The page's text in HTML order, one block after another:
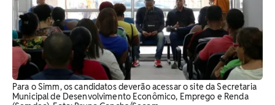
Para o Simm, os candidatos deverão acessar o site da Secretaria
Municipal de Desenvolvimento Econômico, Emprego e Renda